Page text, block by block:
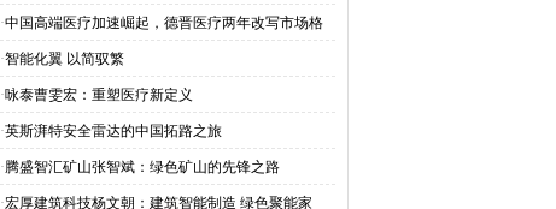
·中国高端医疗加速崛起，德晋医疗两年改写市场格
·智能化翼 以简驭繁
·咏泰曹雯宏：重塑医疗新定义
·英斯湃特安全雷达的中国拓路之旅
·腾盛智汇矿山张智斌：绿色矿山的先锋之路
·宏厚建筑科技杨文朝：建筑智能制造 绿色聚能家